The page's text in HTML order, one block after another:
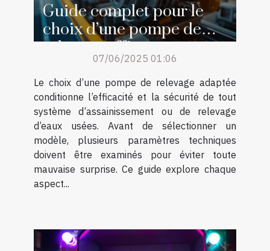
Guide complet pour le
choix d’une pompe de
relevage efficace
07/06/2025 01:06
Le choix d’une pompe de relevage adaptée
conditionne l’efficacité et la sécurité de tout
système d’assainissement ou de relevage
d’eaux usées. Avant de sélectionner un
modèle, plusieurs paramètres techniques
doivent être examinés pour éviter toute
mauvaise surprise. Ce guide explore chaque
aspect...